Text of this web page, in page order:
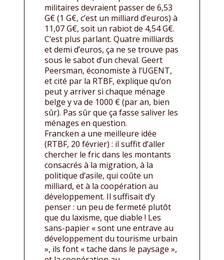
militaires devraient passer de 6,53
G€ (1 G€, c’est un milliard d’euros) à
11,07 G€, soit un rabiot de 4,54 G€.
C’est plus parlant. Quatre milliards
et demi d’euros, ça ne se trouve pas
sous le sabot d’un cheval. Geert
Peersman, économiste à l’UGENT,
et cité par la RTBF, explique qu’on
peut y arriver si chaque ménage
belge y va de 1000 € (par an, bien
sûr). Pas sûr que ça fasse saliver les
ménages en question.
Francken a une meilleure idée
(RTBF, 20 février) : il suffit d’aller
chercher le fric dans les montants
consacrés à la migration, à la
politique d’asile, qui coûte un
milliard, et à la coopération au
développement. Il suffisait d’y
penser : un peu de fermeté plutôt
que du laxisme, que diable ! Les
sans-papier « sont une entrave au
développement du tourisme urbain
», ils font « tache dans le paysage »,